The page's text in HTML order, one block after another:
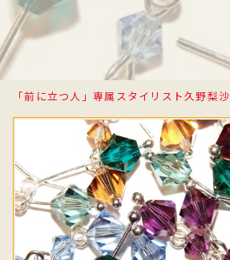
「前に立つ人」専属スタイリスト久野梨沙